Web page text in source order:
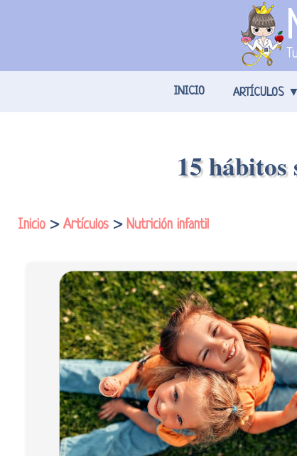
INICIO ARTÍCULOS
15
Inicio > Artículos > Nutrición infantil